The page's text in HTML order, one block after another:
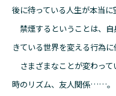
後に待っている人生が本当に
禁煙するということは、
きている世界を変える行為に
さまざまなことが変わって
時のリズム、友人関係……。